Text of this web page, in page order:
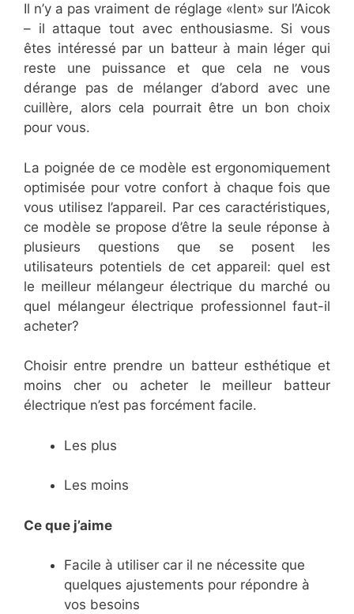
Il n’y a pas vraiment de réglage «lent» sur l’Aicok
– il attaque tout avec enthousiasme. Si vous
êtes intéressé par un batteur à main léger qui
reste une puissance et que cela ne vous
dérange pas de mélanger d’abord avec une
cuillère, alors cela pourrait être un bon choix
pour vous.
La poignée de ce modèle est ergonomiquement
optimisée pour votre confort à chaque fois que
vous utilisez l’appareil. Par ces caractéristiques,
ce modèle se propose d’être la seule réponse à
plusieurs questions que se posent les
utilisateurs potentiels de cet appareil: quel est
le meilleur mélangeur électrique du marché ou
quel mélangeur électrique professionnel faut-il
acheter?
Choisir entre prendre un batteur esthétique et
moins cher ou acheter le meilleur batteur
électrique n’est pas forcément facile.
Les plus
Les moins
Ce que j’aime
Facile à utiliser car il ne nécessite que
quelques ajustements pour répondre à
vos besoins